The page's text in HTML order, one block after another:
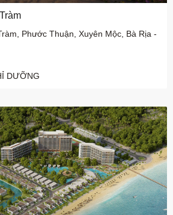
Phước Thuận, Xuyên Mộc, Bà Rịa -
DƯỠNG